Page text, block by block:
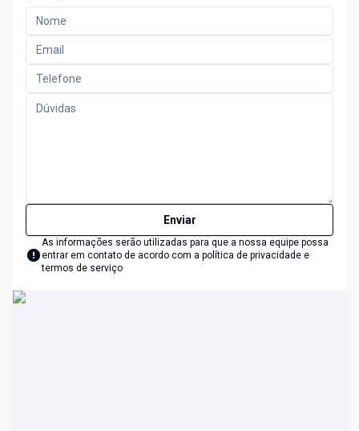
Enviar
As informações serão utilizadas para que a nossa equipe possa
entrar em contato de acordo com a política de privacidade e
termos de serviço